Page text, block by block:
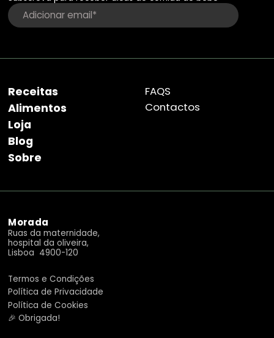
Receitas
Alimentos
Loja
Blog
Sobre
FAQS
Contactos
Morada
Ruas da maternidade,
hospital da oliveira,
Lisboa 4900-120
Termos e Condições
Política de Privacidade
Política de Cookies
🎉 Obrigada!